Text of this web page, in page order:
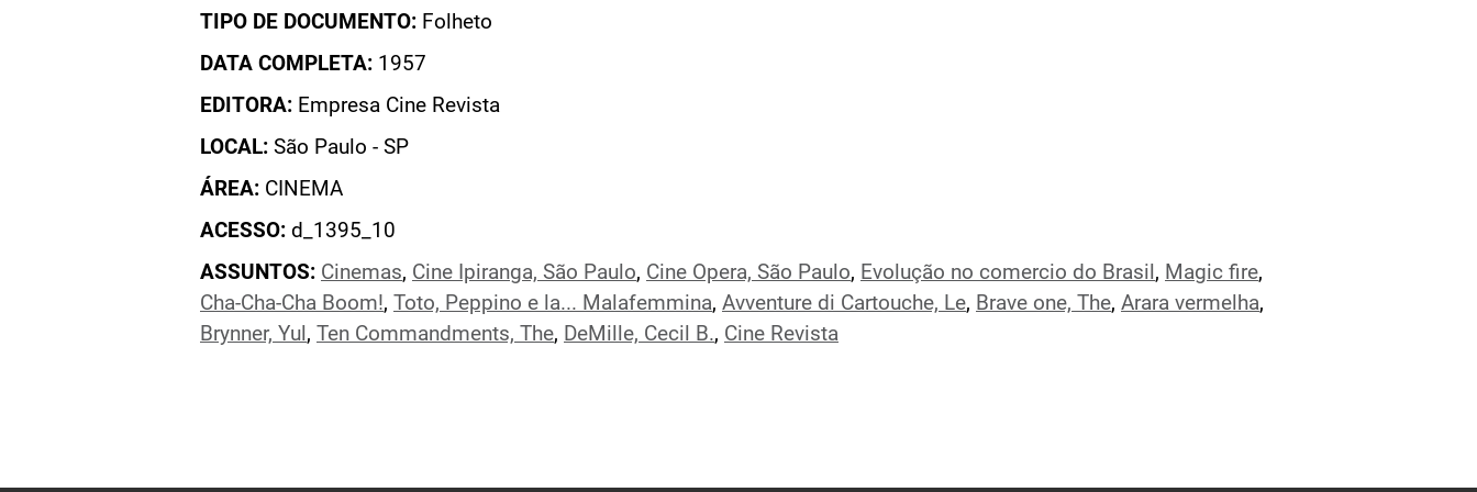
TIPO DE DOCUMENTO: Folheto
DATA COMPLETA: 1957
EDITORA: Empresa Cine Revista
LOCAL: São Paulo - SP
ÁREA: CINEMA
ACESSO: d_1395_10
ASSUNTOS: Cinemas, Cine Ipiranga, São Paulo, Cine Opera, São Paulo, Evolução no comercio do Brasil , Magic fire,
Cha-Cha-Cha Boom!, Toto, Peppino e la... Malafemmina, Avventure di Cartouche, Le, Brave one, The, Arara vermelha,
Brynner, Yul , Ten Commandments, The, DeMille, Cecil B., Cine Revista